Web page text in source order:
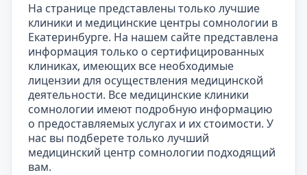
На странице представлены только лучшие
клиники и медицинские центры сомнологии в
Екатеринбурге. На нашем сайте представлена
информация только о сертифицированных
клиниках, имеющих все необходимые
лицензии для осуществления медицинской
деятельности. Все медицинские клиники
сомнологии имеют подробную информацию
о предоставляемых услугах и их стоимости. У
нас вы подберете только лучший
медицинский центр сомнологии подходящий
вам.